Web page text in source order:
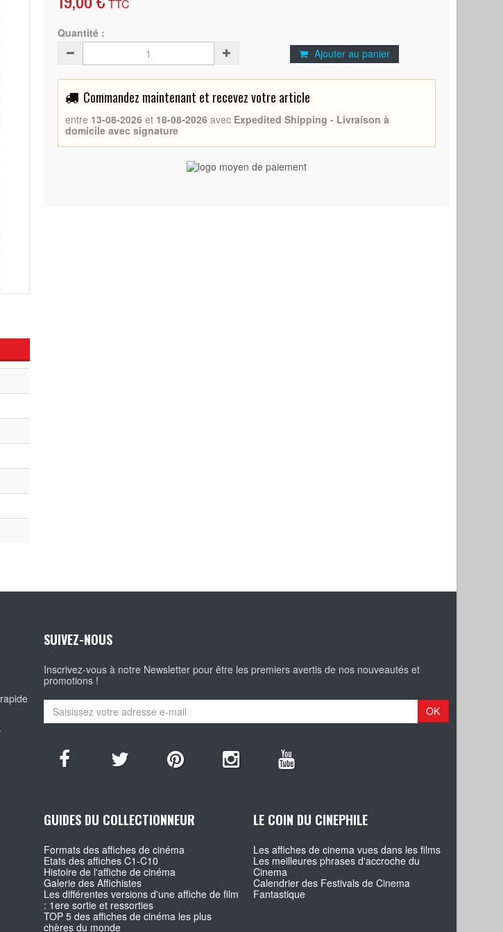
TTC
Quantité :
Ajouter au panier
Commandez maintenant et recevez votre article
entre 13-08-2026 et 18-08-2026 avec Expedited Shipping - Livraison à
domicile avec signature
SUIVEZ-NOUS
Inscrivez-vous à notre Newsletter pour être les premiers avertis de nos nouveautés et
promotions !
OK
GUIDES DU COLLECTIONNEUR
Formats des affiches de cinéma
Etats des affiches C1-C10
Histoire de l'affiche de cinéma
Galerie des Affichistes
Les différentes versions d'une affiche de film
: 1ere sortie et ressorties
TOP 5 des affiches de cinéma les plus
chères du monde
LE COIN DU CINEPHILE
Les affiches de cinema vues dans les films
Les meilleures phrases d'accroche du
Cinema
Calendrier des Festivals de Cinema
Fantastique